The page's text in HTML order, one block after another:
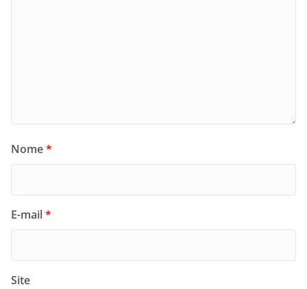
Nome*
E-mail*
Site